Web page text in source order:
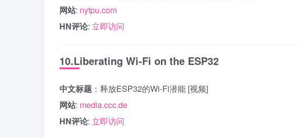
网站: nytpu.com
HN评论: 立即访问
10.Liberating Wi-Fi on the ESP32
中文标题 ：释放ESP32的Wi-Fi潜能 [视频]
网站: media.ccc.de
HN评论: 立即访问